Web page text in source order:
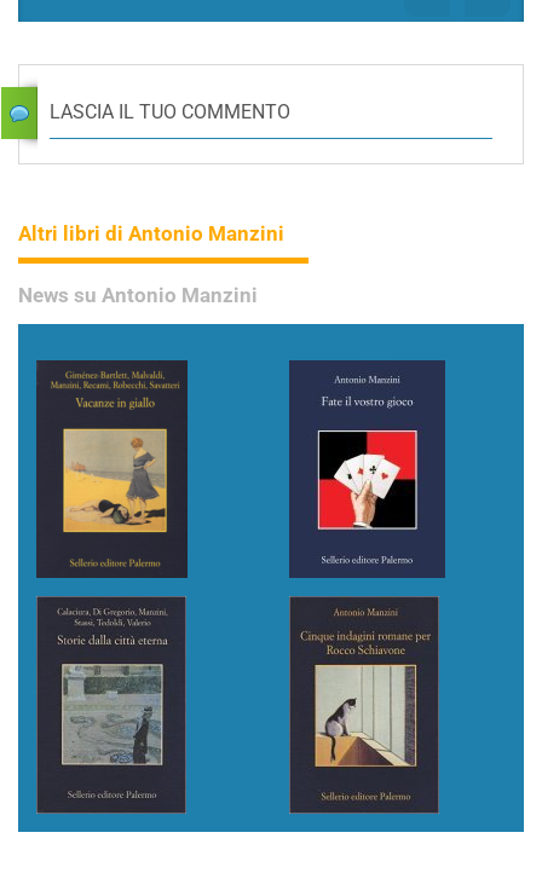
LASCIA IL TUO COMMENTO
Altri libri di Antonio Manzini
News su Antonio Manzini